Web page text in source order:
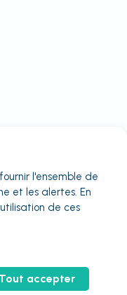
l'ensemble de
et les alertes. En
de ces
Tout accepter